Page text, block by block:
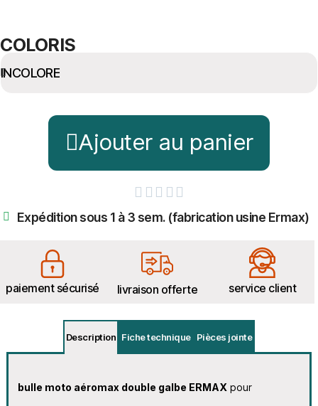
COLORIS
Ajouter au panier
    
Expédition sous 1 à 3 sem. (fabrication usine Ermax)
paiement sécurisé livraison offerte service client
Description Fiche technique Pièces jointe
bulle moto aéromax double galbe ERMAX pour